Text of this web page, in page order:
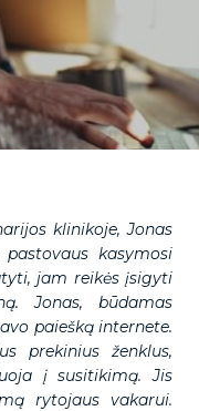
klinikoje, Jonas
kasymosi
jam reikės įsigyti
Jonas, būdamas
paiešką internete.
prekinius ženklus,
į susitikimą. Jis
rytojaus vakarui.